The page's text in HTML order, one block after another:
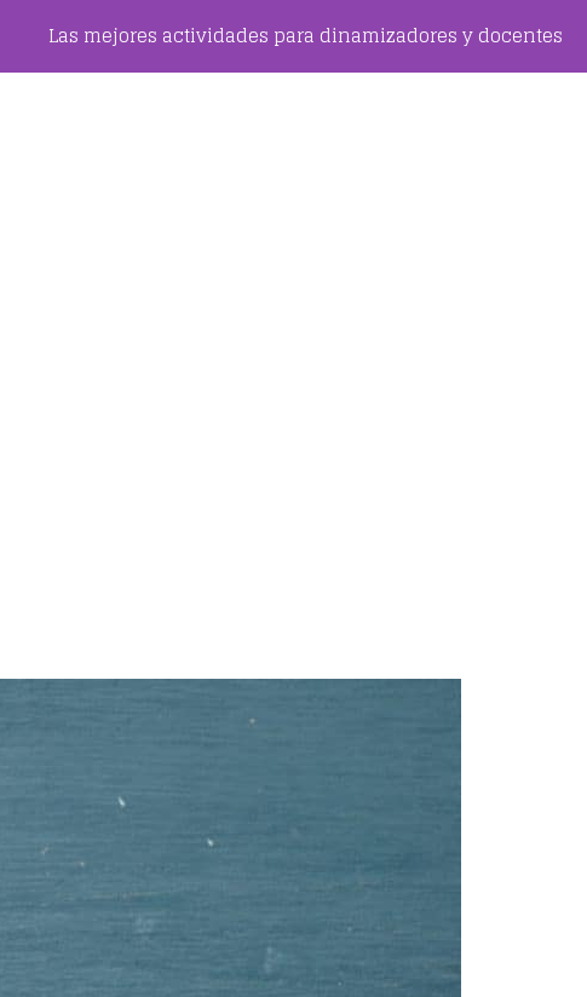
Las mejores actividades para dinamizadores y docentes